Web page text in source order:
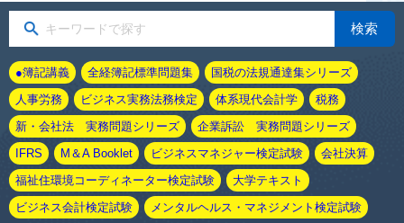
検索
●簿記講義 全経簿記標準問題集
国税の法規通達集シリーズ
人事労務
ビジネス実務法務検定 体系現代会計学
税務
新・会社法 実務問題シリーズ
企業訴訟 実務問題シリーズ
IFRS
M＆A Booklet ビジネスマネジャー検定試験
会社決算
福祉住環境コーディネーター検定試験
大学テキスト
ビジネス会計検定試験
メンタルヘルス・マネジメント検定試験